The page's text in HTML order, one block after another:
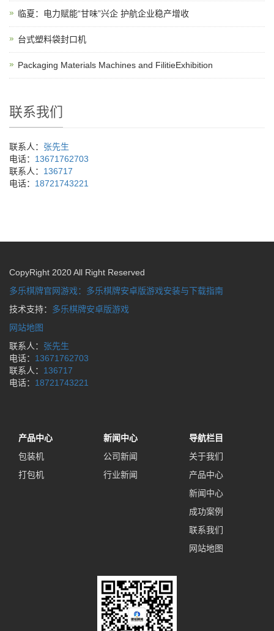
临夏：电力赋能“甘味”兴企 护航企业稳产增收
台式塑料袋封口机
Packaging Materials Machines and FilitieExhibition
联系我们
联系人： 张先生
电话： 13671762703
联系人： 136717
电话： 18721743221
CopyRight 2020 All Right Reserved
多乐棋牌官网游戏：多乐棋牌安卓版游戏安装与下载指南
技术支持： 多乐棋牌安卓版游戏
网站地图
联系人： 张先生
电话： 13671762703
联系人： 136717
电话： 18721743221
产品中心
包装机
打包机
新闻中心
公司新闻
行业新闻
导航栏目
关于我们
产品中心
新闻中心
成功案例
联系我们
网站地图